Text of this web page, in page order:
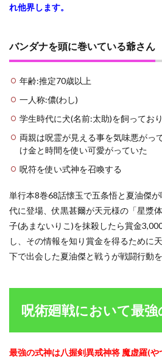
れ他界します。
バンダナを頭に巻いている爺さん
年齢:推定70歳以上
一人称:儂(わし)
学生時代に犬(名前:太助)を飼ってお
両親は呪霊が見える事を気味悪がっ
け金と時間を使い可愛がっていた
呪符を使い式神を召喚する
単行本8巻68話懐玉で五条悟と夏油傑
代に登場、伏黒甚爾が天元様の「星漿
子(あまないりこ)を抹殺したら賞金
し、その情報を知り賞金を得るために
下で出会した夏油傑と戦うが戦闘行動
呪術廻戦において最強
最強の式神は八握剣異戒神将 魔虚羅(